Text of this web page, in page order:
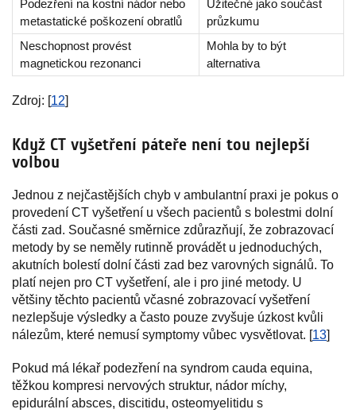
Podezření na kostní nádor nebo
metastatické poškození obratlů
Užitečné jako součást
průzkumu
Neschopnost provést
magnetickou rezonanci
Mohla by to být
alternativa
Zdroj: [12]
Když CT vyšetření páteře není tou nejlepší
volbou
Jednou z nejčastějších chyb v ambulantní praxi je pokus o
provedení CT vyšetření u všech pacientů s bolestmi dolní
části zad. Současné směrnice zdůrazňují, že zobrazovací
metody by se neměly rutinně provádět u jednoduchých,
akutních bolestí dolní části zad bez varovných signálů. To
platí nejen pro CT vyšetření, ale i pro jiné metody. U
většiny těchto pacientů včasné zobrazovací vyšetření
nezlepšuje výsledky a často pouze zvyšuje úzkost kvůli
nálezům, které nemusí symptomy vůbec vysvětlovat. [13]
Pokud má lékař podezření na syndrom cauda equina,
těžkou kompresi nervových struktur, nádor míchy,
epidurální absces, discitidu, osteomyelitidu s